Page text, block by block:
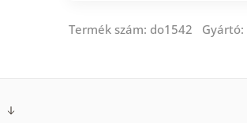
Termék szám: do1542 Gyártó: